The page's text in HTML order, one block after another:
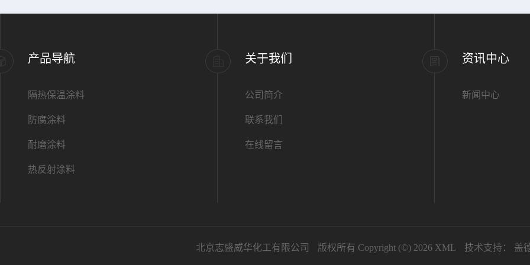
产品导航
隔热保温涂料
防腐涂料
耐磨涂料
热反射涂料
关于我们
公司简介
联系我们
在线留言
资讯中心
新闻中心
北京志盛威华化工有限公司 版权所有 Copyright (©) 2026 XML 技术支持： 盖